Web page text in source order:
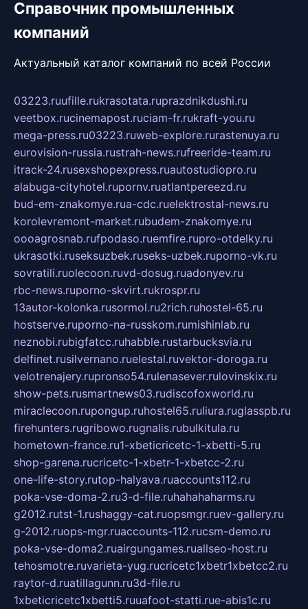
Справочник промышленных
компаний
Актуальный каталог компаний по всей России
03223.ruufille.rukrasotata.ruprazdnikdushi.ru
veetbox.rucinemapost.ruciam-fr.rukraft-you.ru
mega-press.ru03223.ruweb-explore.rurastenuya.ru
eurovision-russia.rustrah-news.rufreeride-team.ru
itrack-24.rusexshopexpress.ruautostudiopro.ru
alabuga-cityhotel.rupornv.ruatlantpereezd.ru
bud-em-znakomye.rua-cdc.ruelektrostal-news.ru
korolevremont-market.rubudem-znakomye.ru
oooagrosnab.rufpodaso.ruemfire.rupro-otdelky.ru
ukrasotki.ruseksuzbek.ruseks-uzbek.ruporno-vk.ru
sovratili.ruolecoon.ruvd-dosug.ruadonyev.ru
rbc-news.ruporno-skvirt.rukrospr.ru
13autor-kolonka.rusormol.ru2rich.ruhostel-65.ru
hostserve.ruporno-na-russkom.rumishinlab.ru
neznobi.rubigfatcc.ruhabble.rustarbucksvia.ru
delfinet.rusilvernano.ruelestal.ruvektor-doroga.ru
velotrenajery.rupronso54.rulenasever.rulovinskix.ru
show-pets.rusmartnews03.rudiscofoxworld.ru
miraclecoon.rupongup.ruhostel65.ruliura.ruglasspb.ru
firehunters.rugribowo.rugnalis.rubulkitula.ru
hometown-france.ru1-xbeticricetc-1-xbetti-5.ru
shop-garena.rucricetc-1-xbetr-1-xbetcc-2.ru
one-life-story.rutop-halyava.ruaccounts112.ru
poka-vse-doma-2.ru3-d-file.ruhahahaharms.ru
g2012.rutst-1.rushaggy-cat.ruopsmgr.ruev-gallery.ru
g-2012.ruops-mgr.ruaccounts-112.rucsm-demo.ru
poka-vse-doma2.ruairgungames.ruallseo-host.ru
tehosmotre.ruvarieta-yug.rucricetc1xbetr1xbetcc2.ru
raytor-d.ruatillagunn.ru3d-file.ru
1xbeticricetc1xbetti5.ruuafoot-statti.rue-abis1c.ru